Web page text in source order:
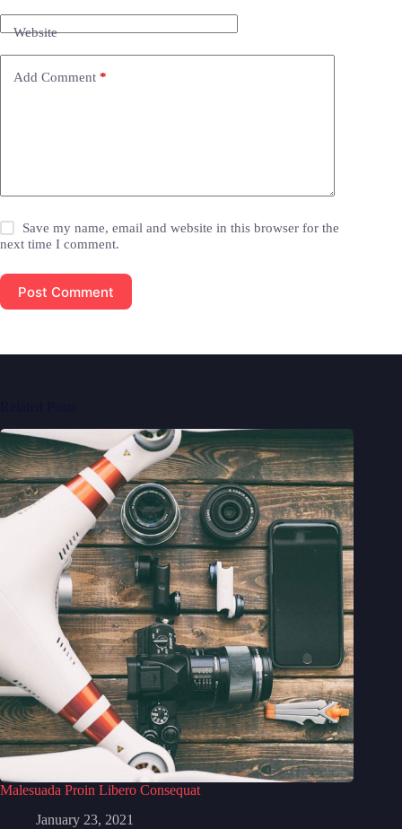
Website
Add Comment *
Save my name, email and website in this browser for the
next time I comment.
Post Comment
Malesuada Proin Libero Consequat
January 23, 2021